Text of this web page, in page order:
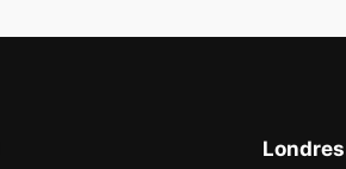
Londres